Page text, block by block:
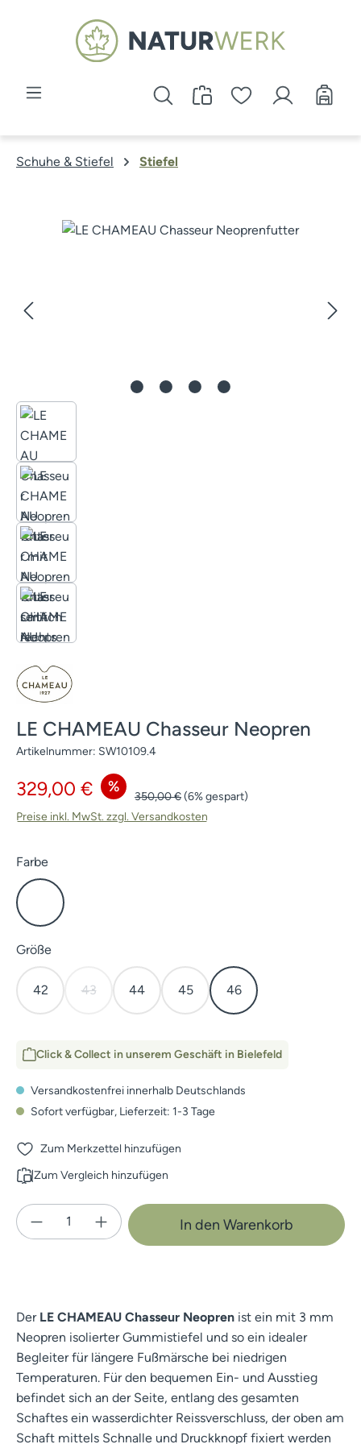
Zum Hauptinhalt springen
Schuhe & Stiefel Stiefel
Bildergalerie überspringen
LE CHAMEAU Chasseur Neopren
Artikelnummer: SW10109.4
Verkaufspreis:
329,00 € %
Regulärer Preis:
350,00 €(6% gespart)
Preise inkl. MwSt. zzgl. Versandkosten
Farbeauswählen
Grün
Größeauswählen
42 43
(Diese Option ist zurzeit nicht verfügbar.)
44 45 46
Click & Collect in unserem Geschäft in Bielefeld
Versandkostenfrei innerhalb Deutschlands
Sofort verfügbar, Lieferzeit: 1-3 Tage
Zum Merkzettel hinzufügen
Zum Vergleich hinzufügen
Produkt Anzahl: Gib den gewünschten
In den Warenkorb
Der LE CHAMEAU Chasseur Neopren ist ein mit 3 mm
Neopren isolierter Gummistiefel und so ein idealer
Begleiter für längere Fußmärsche bei niedrigen
Temperaturen. Für den bequemen Ein- und Ausstieg
befindet sich an der Seite, entlang des gesamten
Schaftes ein wasserdichter Reissverschluss, der oben am
Schaft mittels Schnalle und Druckknopf fixiert werden